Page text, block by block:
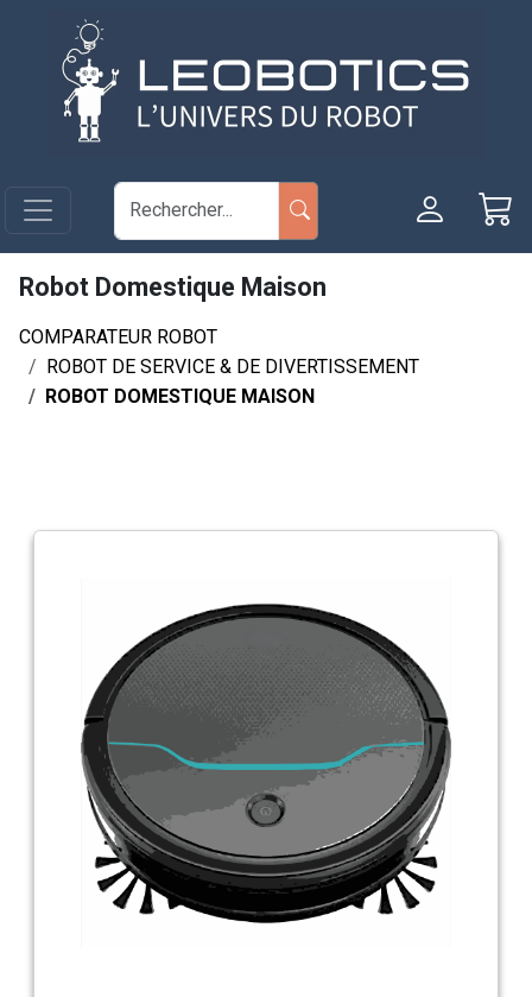
Aller au contenu principal
Robot Domestique Maison
COMPARATEUR ROBOT
ROBOT DE SERVICE & DE DIVERTISSEMENT
ROBOT DOMESTIQUE MAISON
Panneau de gestion des cookies